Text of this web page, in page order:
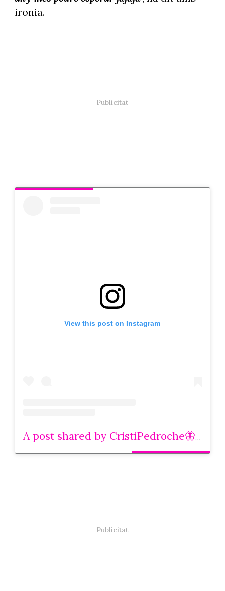
ironia.
View this post on Instagram
A post shared by CristiPedroche🦋 (@cristipedroche)